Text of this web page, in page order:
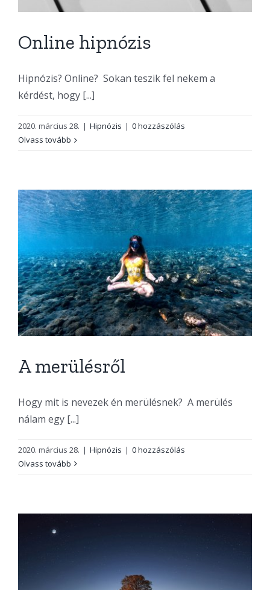
Online hipnózis
Hipnózis? Online? Sokan teszik fel nekem a
kérdést, hogy [...]
2020. március 28. | Hipnózis | 0 hozzászólás
Olvass tovább
A merülésről
Hogy mit is nevezek én merülésnek? A merülés
nálam egy [...]
2020. március 28. | Hipnózis | 0 hozzászólás
Olvass tovább